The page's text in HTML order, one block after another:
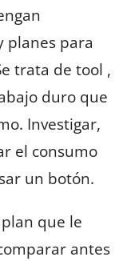
planes para
trata de tool ,
duro que
Investigar,
el consumo
un botón.
que le
antes